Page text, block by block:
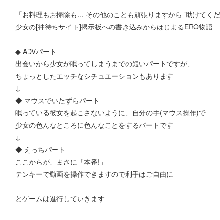
「お料理もお掃除も… その他のことも頑張りますから ’助けてく
少女の[神待ちサイト]掲示板への書き込みからはじまるERO物語
◆ ADVパート
出会いから少女が眠ってしまうまでの短いパートですが、
ちょっとしたエッチなシチュエーションもあります
↓
◆ マウスでいたずらパート
眠っている彼女を起こさないように、自分の手(マウス操作)で
少女の色んなところに色んなことをするパートです
↓
◆ えっちパート
ここからが、まさに「本番!」
テンキーで動画を操作できますので利手はご自由に
とゲームは進行していきます